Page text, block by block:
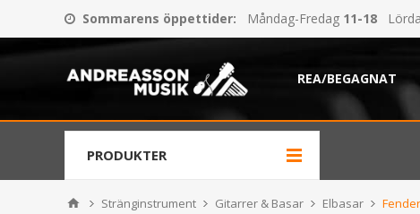
Sommarens öppettider: Måndag-Fredag 11-18
REA/BEGAGNAT
PRODUKTER
Stränginstrument Gitarrer & Basar Elbasar